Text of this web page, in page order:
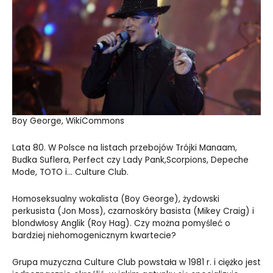
Boy George, WikiCommons
Lata 80. W Polsce na listach przebojów Trójki Manaam,
Budka Suflera, Perfect czy Lady Pank,Scorpions, Depeche
Mode, TOTO i… Culture Club.
Homoseksualny wokalista (Boy George), żydowski
perkusista (Jon Moss), czarnoskóry basista (Mikey Craig) i
blondwłosy Anglik (Roy Hag). Czy można pomyśleć o
bardziej niehomogenicznym kwartecie?
Grupa muzyczna Culture Club powstała w 1981 r. i ciężko jest